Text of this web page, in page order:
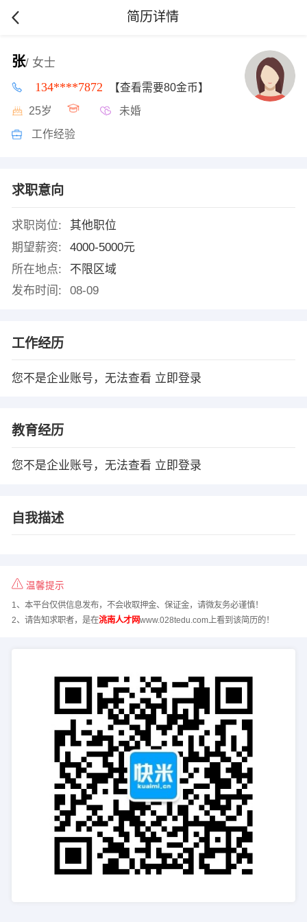
简历详情
张/ 女士
134****7872 【查看需要80金币】
25岁 未婚
工作经验
求职意向
求职岗位:
其他职位
期望薪资:
4000-5000元
所在地点:
不限区域
发布时间:
08-09
工作经历
您不是企业账号，无法查看 立即登录
教育经历
您不是企业账号，无法查看 立即登录
自我描述
温馨提示
1、本平台仅供信息发布，不会收取押金、保证金，请微友务必谨慎！
2、请告知求职者，是在洮南人才网www.028tedu.com上看到该简历的！